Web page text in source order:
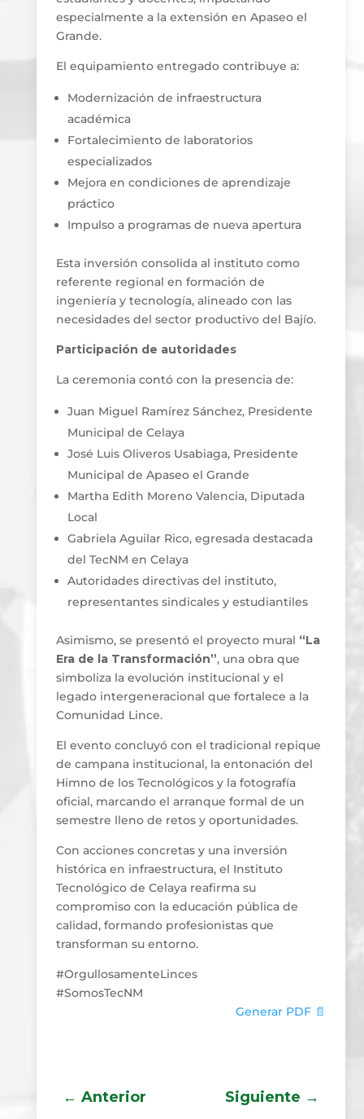
especialmente a la extensión en Apaseo el
Grande.
El equipamiento entregado contribuye a:
Modernización de infraestructura
académica
Fortalecimiento de laboratorios
especializados
Mejora en condiciones de aprendizaje
práctico
Impulso a programas de nueva apertura
Esta inversión consolida al instituto como
referente regional en formación de
ingeniería y tecnología, alineado con las
necesidades del sector productivo del Bajío.
Participación de autoridades
La ceremonia contó con la presencia de:
Juan Miguel Ramírez Sánchez, Presidente
Municipal de Celaya
José Luis Oliveros Usabiaga, Presidente
Municipal de Apaseo el Grande
Martha Edith Moreno Valencia, Diputada
Local
Gabriela Aguilar Rico, egresada destacada
del TecNM en Celaya
Autoridades directivas del instituto,
representantes sindicales y estudiantiles
Asimismo, se presentó el proyecto mural “La
Era de la Transformación”, una obra que
simboliza la evolución institucional y el
legado intergeneracional que fortalece a la
Comunidad Lince.
El evento concluyó con el tradicional repique
de campana institucional, la entonación del
Himno de los Tecnológicos y la fotografía
oficial, marcando el arranque formal de un
semestre lleno de retos y oportunidades.
Con acciones concretas y una inversión
histórica en infraestructura, el Instituto
Tecnológico de Celaya reafirma su
compromiso con la educación pública de
calidad, formando profesionistas que
transforman su entorno.
#OrgullosamenteLinces
#SomosTecNM
Generar PDF 📄
← Anterior Siguiente →